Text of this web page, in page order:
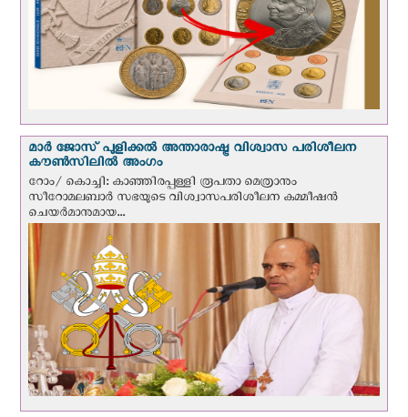
മാർ ജോസ് പുളിക്കൽ അന്താരാഷ്ട്ര വിശ്വാസ പരിശീലന
കൗൺസിലിൽ അംഗം
റോം/ കൊച്ചി: കാഞ്ഞിരപ്പള്ളി രൂപതാ മെത്രാനും
സീറോമലബാർ സഭയുടെ വിശ്വാസപരിശീലന കമ്മീഷൻ
ചെയർമാനുമായ...